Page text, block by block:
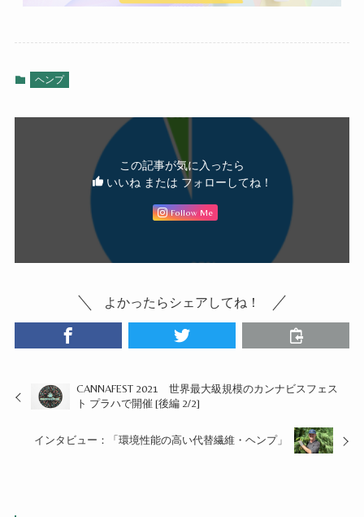
ヘンプ
この記事が気に入ったら
いいね または フォローしてね！
Follow Me
よかったらシェアしてね！
CANNAFEST 2021 世界最大級規模のカンナビスフェス
ト プラハで開催 [後編 2/2]
インタビュー：「環境性能の高い代替繊維・ヘンプ」